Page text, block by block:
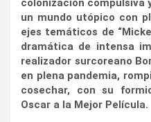
colonización compulsiva
un mundo utópico con
ejes temáticos de
dramática de intensa
realizador surcoreano
en plena pandemia,
cosechar, con su
Oscar a la Mejor Película.